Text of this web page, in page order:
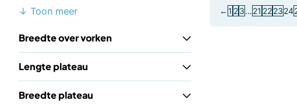
↓ Toon meer
Breedte over vorken
Lengte plateau
Breedte plateau
← 1 23…21 222324